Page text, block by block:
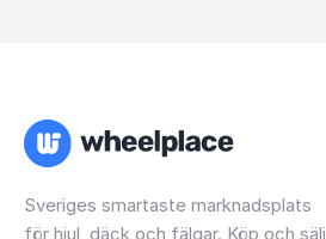
Sveriges smartaste marknadsplats
för hjul, däck och fälgar. Köp och sälj